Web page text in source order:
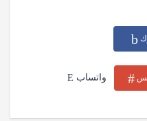
واتساب